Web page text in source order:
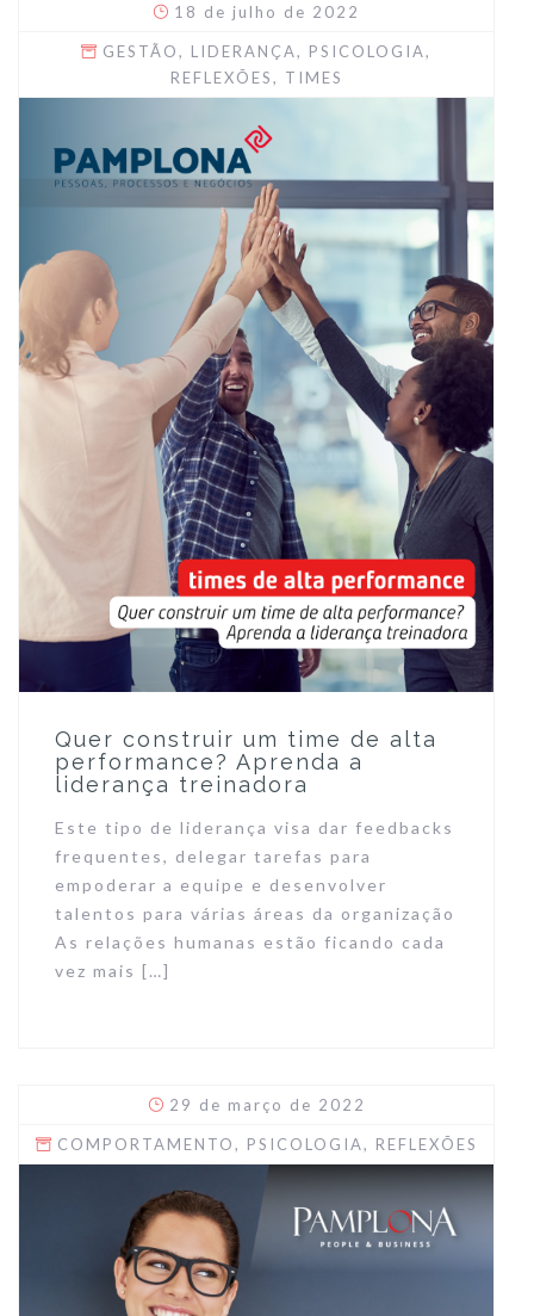
18 de julho de 2022
GESTÃO, LIDERANÇA, PSICOLOGIA,
REFLEXÕES, TIMES
Quer construir um time de alta
performance? Aprenda a
liderança treinadora
Este tipo de liderança visa dar feedbacks
frequentes, delegar tarefas para
empoderar a equipe e desenvolver
talentos para várias áreas da organização
As relações humanas estão ficando cada
vez mais […]
29 de março de 2022
COMPORTAMENTO, PSICOLOGIA, REFLEXÕES